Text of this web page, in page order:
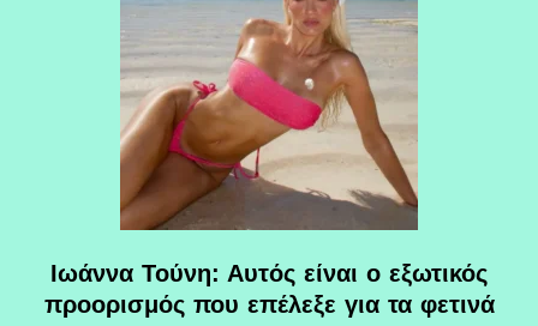
Ιωάννα Τούνη: Αυτός είναι ο εξωτικός
προορισμός που επέλεξε για τα φετινά